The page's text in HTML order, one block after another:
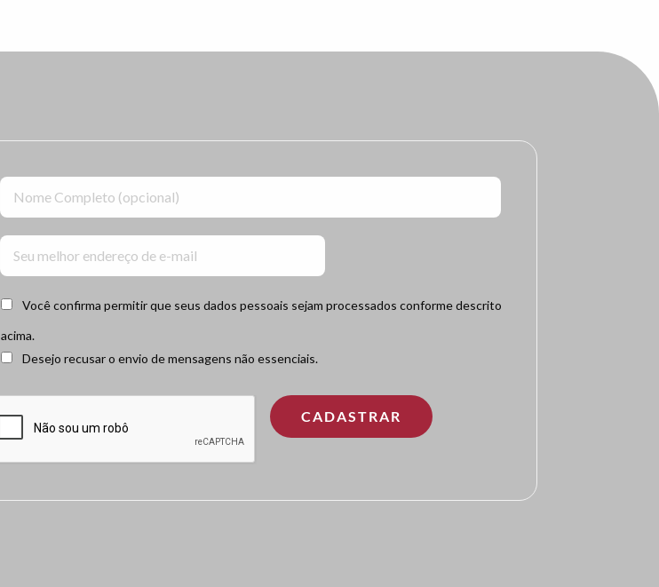
Você confirma permitir que seus dados pessoais sejam processados conforme descrito
acima.
Desejo recusar o envio de mensagens não essenciais.